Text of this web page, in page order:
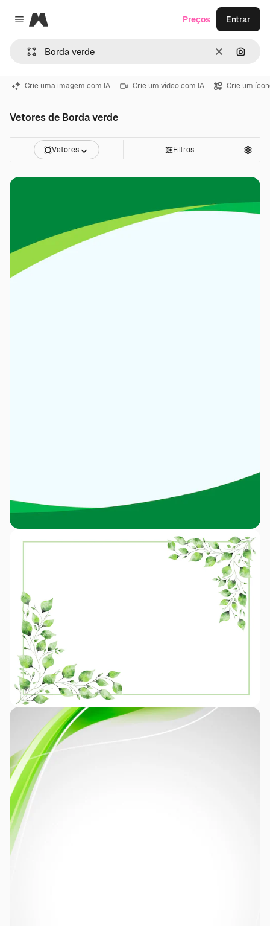
Close menu
Magnific
Limpar
Preços Entrar
Crie uma imagem com IA Crie um vídeo com IA Crie um
Vetores de Borda verde
Vetores Filtros